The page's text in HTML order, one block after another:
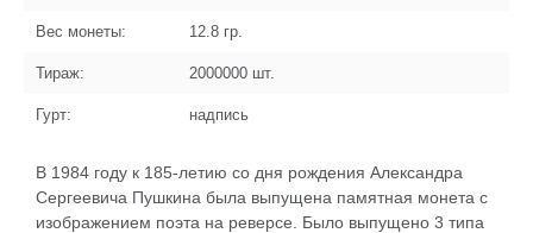
Вес монеты: 12.8 гр.
Тираж: 2000000 шт.
Гурт: надпись
В 1984 году к 185-летию со дня рождения Александра
Сергеевича Пушкина была выпущена памятная монета с
изображением поэта на реверсе. Было выпущено 3 типа